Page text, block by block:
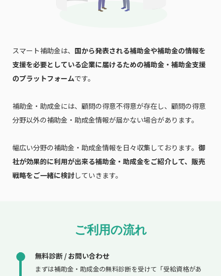
スマート補助金は、 国から発表される補助金や補助金の情報を
支援を必要としている企業に届けるための補助金・補助金支援
のプラットフォームです。
補助金・助成金には、顧問の得意不得意が存在し、顧問の得意
分野以外の補助金・助成金情報が届かない場合があります。
幅広い分野の補助金・助成金情報を日々収集しております。 御
社が効果的に利用が出来る補助金・助成金をご紹介して、販売
戦略をご一緒に検討していきます。
ご利用の流れ
無料診断 / お問い合わせ
まずは補助金・助成金の無料診断を受けて「受給資格があ